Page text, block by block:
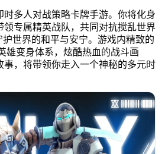
时多人对战策略卡牌手游。你将化身
领专属精英战队，共同对抗搅乱世界
护世界的和平与安宁。游戏内精致的
雄变身体系，炫酷热血的战斗画
事，将带领你走入一个神秘的多元时